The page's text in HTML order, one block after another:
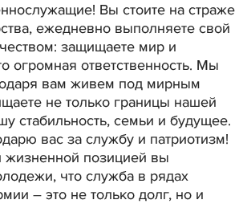
Вы стоите на страже
ежедневно выполняете свой
защищаете мир и
огромная ответственность. Мы
вам живем под мирным
не только границы нашей
стабильность, семьи и будущее.
вас за службу и патриотизм!
жизненной позицией вы
что служба в рядах
– это не только долг, но и